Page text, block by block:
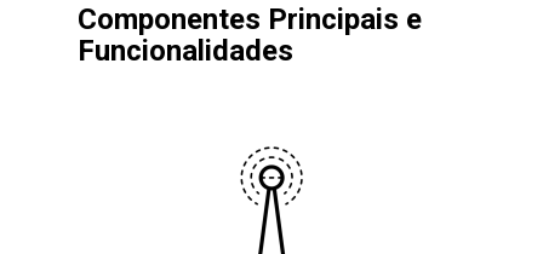
Componentes Principais e
Funcionalidades